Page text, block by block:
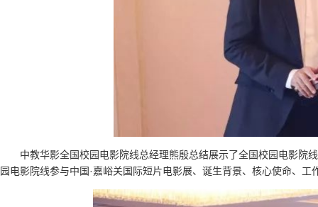
中教华影全国校园电影院线总经理熊殷总结展示了全国校园电影院
园电影院线参与中国·嘉峪关国际短片电影展、诞生背景、核心使命、